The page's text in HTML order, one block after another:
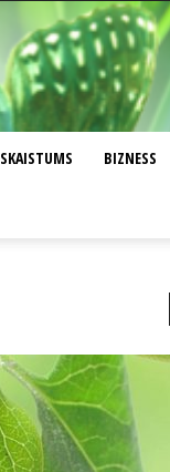
SKAISTUMS BIZNESS